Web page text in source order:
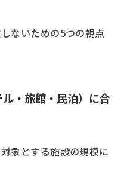
ないための5つの視点
・旅館・民泊）に合
象とする施設の規模に